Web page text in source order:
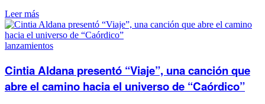
Leer más
lanzamientos
Cintia Aldana presentó “Viaje”, una canción que
abre el camino hacia el universo de “Caórdico”